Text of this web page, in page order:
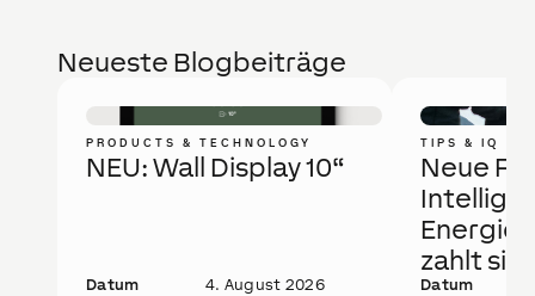
Neueste Blogbeiträge
PRODUCTS & TECHNOLOGY
NEU: Wall Display 10“
Datum 4. August 2026
TIPS & IQ
Neue
zahlt
Datum